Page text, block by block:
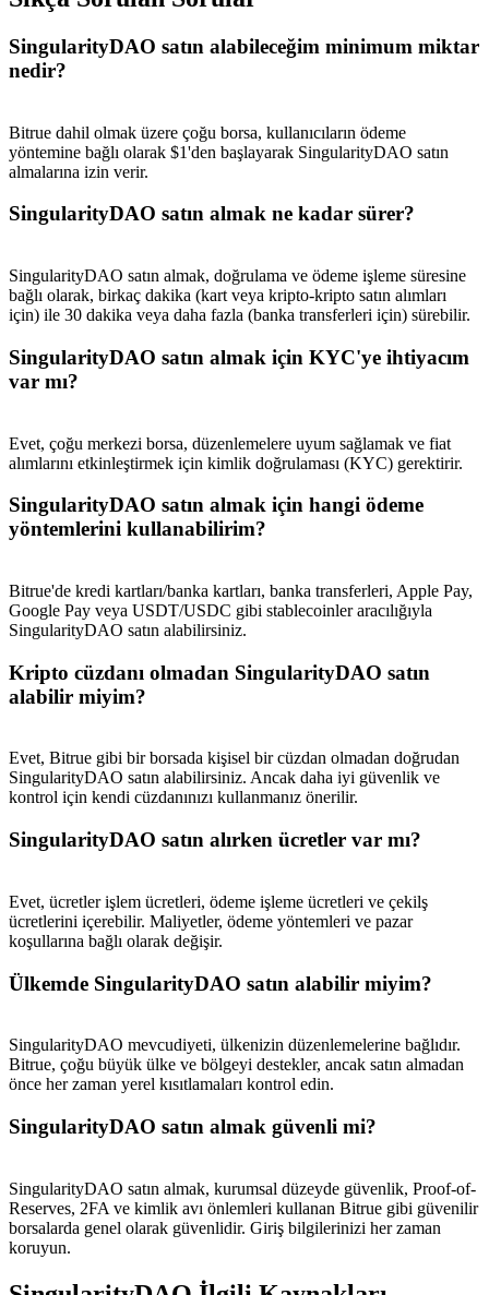
BTC Welcome Rewards
Deposit & Trade BTC to Share 25000 USDT prize pool!
Share 500000 CASHCAT prize pool
Register & Trade to Win 500,000 USDT
Precious Metals Trading Carnival
USDT New User Exclusive 10% APR
USDT Flexible Staking | Daily Rewards
BTC New User Exclusive: 6.5% APR
BTC Flexible Staking | Daily Rewards
Daha Fazla Etkinlik
Ödüller ve özel hediyeler kazanın
SingularityDAO satın alabileceğim minimum miktar
nedir?
Bitrue dahil olmak üzere çoğu borsa, kullanıcıların ödeme
yöntemine bağlı olarak $1'den başlayarak SingularityDAO satın
almalarına izin verir.
SingularityDAO satın almak ne kadar sürer?
SingularityDAO satın almak, doğrulama ve ödeme işleme süresine
bağlı olarak, birkaç dakika (kart veya kripto-kripto satın alımları
için) ile 30 dakika veya daha fazla (banka transferleri için) sürebilir.
SingularityDAO satın almak için KYC'ye ihtiyacım
var mı?
Evet, çoğu merkezi borsa, düzenlemelere uyum sağlamak ve fiat
alımlarını etkinleştirmek için kimlik doğrulaması (KYC) gerektirir.
SingularityDAO satın almak için hangi ödeme
yöntemlerini kullanabilirim?
Bitrue'de kredi kartları/banka kartları, banka transferleri, Apple Pay,
Google Pay veya USDT/USDC gibi stablecoinler aracılığıyla
SingularityDAO satın alabilirsiniz.
Kripto cüzdanı olmadan SingularityDAO satın
alabilir miyim?
Evet, Bitrue gibi bir borsada kişisel bir cüzdan olmadan doğrudan
SingularityDAO satın alabilirsiniz. Ancak daha iyi güvenlik ve
kontrol için kendi cüzdanınızı kullanmanız önerilir.
SingularityDAO satın alırken ücretler var mı?
Evet, ücretler işlem ücretleri, ödeme işleme ücretleri ve çekilş
ücretlerini içerebilir. Maliyetler, ödeme yöntemleri ve pazar
koşullarına bağlı olarak değişir.
Ülkemde SingularityDAO satın alabilir miyim?
SingularityDAO mevcudiyeti, ülkenizin düzenlemelerine bağlıdır.
Bitrue, çoğu büyük ülke ve bölgeyi destekler, ancak satın almadan
önce her zaman yerel kısıtlamaları kontrol edin.
SingularityDAO satın almak güvenli mi?
SingularityDAO satın almak, kurumsal düzeyde güvenlik, Proof-of-
Reserves, 2FA ve kimlik avı önlemleri kullanan Bitrue gibi güvenilir
borsalarda genel olarak güvenlidir. Giriş bilgilerinizi her zaman
koruyun.